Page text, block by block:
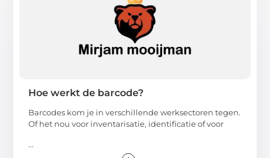
Hoe werkt de barcode?
Barcodes kom je in verschillende werksectoren tegen.
Of het nou voor inventarisatie, identificatie of voor
...